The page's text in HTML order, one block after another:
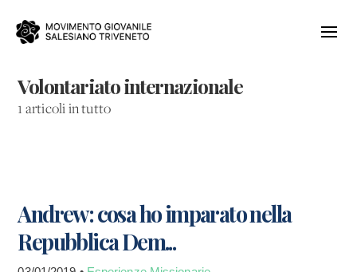
Volontariato internazionale
1 articoli in tutto
Andrew: cosa ho imparato nella
Repubblica Dem...